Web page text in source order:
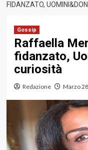
FIDANZATO,
Gossip
Raffaella
fidanzato,
curiosità
Redazione Marzo